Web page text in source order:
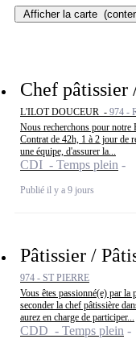
Afficher la carte
Chef pâtissier
L'ILOT DOUCEUR - 974 -
Nous recherchons pour notre
Contrat de 42h, 1 à 2 jour de
une équipe, d'assurer la...
CDI - Temps plein
Publié il y a 9 jours
Pâtissier /
974 - ST PIERRE
Vous êtes passionné(e) par la
seconder la chef pâtissière
aurez en charge de participer...
CDD - Temps plein